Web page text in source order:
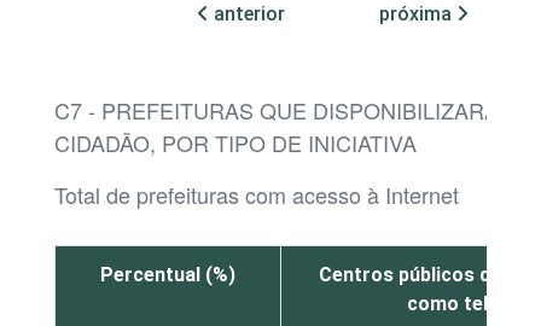
anterior
próxima
C7 - PREFEITURAS QUE DISPONIBILIZARAM
CIDADÃO, POR TIPO DE INICIATIVA
Total de prefeituras com acesso à Internet
Percentual (%)
Centros públicos de
como